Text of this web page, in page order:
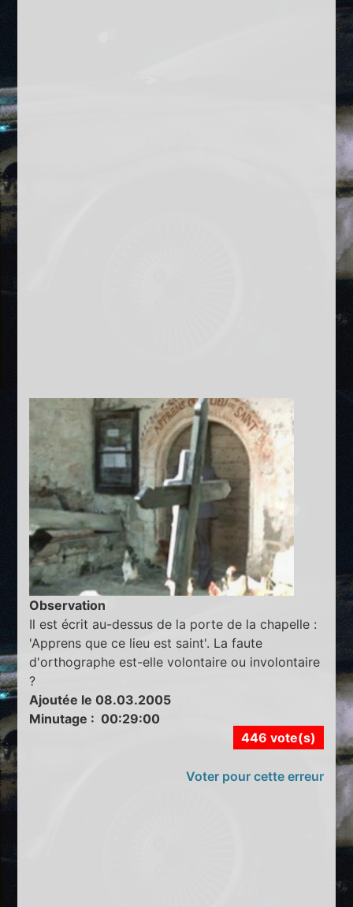
Observation
Il est écrit au-dessus de la porte de la chapelle :
'Apprens que ce lieu est saint'. La faute
d'orthographe est-elle volontaire ou involontaire
?
Ajoutée le 08.03.2005
Minutage : 00:29:00
446 vote(s)
Voter pour cette erreur